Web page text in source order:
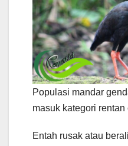
Populasi mandar
masuk kategori
Entah rusak atau